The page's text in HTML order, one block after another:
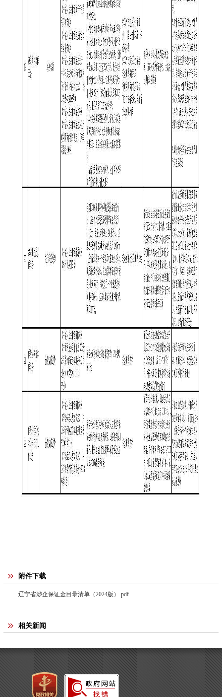
附件下载
辽宁省涉企保证金目录清单（2024版）.pdf
相关新闻